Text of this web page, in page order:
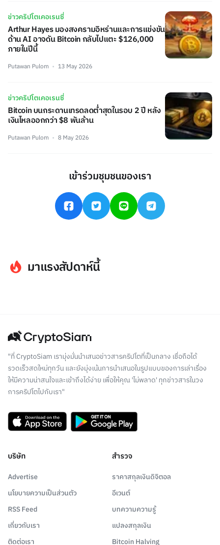
ข่าวคริปโตเคอเรนซี่
Arthur Hayes มองสงครามอิหร่านและการแข่งขัน
ด้าน AI อาจดัน Bitcoin กลับไปแตะ $126,000
ภายในปีนี้
Putawan Pulom 13 May 2026
ข่าวคริปโตเคอเรนซี่
Bitcoin บนกระดานเทรดลดต่ำสุดในรอบ 2 ปี หลัง
เงินไหลออกกว่า $8 พันล้าน
Putawan Pulom 8 May 2026
เข้าร่วมชุมชนของเรา
มาแรงสัปดาห์นี้
"ที่ CryptoSiam เรามุ่งมั่นนำเสนอข่าวสารคริปโตที่เป็นกลาง เชื่อถือได้
รวดเร็วสดใหม่ทุกวัน และยังมุ่งเน้นการนำเสนอในรูปแบบของการเล่าเรื่อง
ให้มีความน่าสนใจและเข้าถึงได้ง่าย เพื่อให้คุณ 'ไม่พลาด' ทุกข่าวสารในวง
การคริปโตไปกับเรา"
บริษัท
Advertise
นโยบายความเป็นส่วนตัว
RSS Feed
เกี่ยวกับเรา
ติดต่อเรา
สำรวจ
ราคาสกุลเงินดิจิตอล
อีเวนต์
บทความความรู้
แปลงสกุลเงิน
Bitcoin Halving